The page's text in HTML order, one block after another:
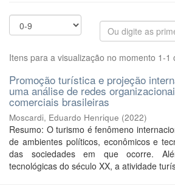
Itens para a visualização no momento 1-1
Promoção turística e projeção
uma análise de redes
comerciais brasileiras
Moscardi, Eduardo Henrique (2022)
Resumo: O turismo é fenômeno
de ambientes políticos, econômicos e
das sociedades em que ocorre.
tecnológicas do século XX, a atividade